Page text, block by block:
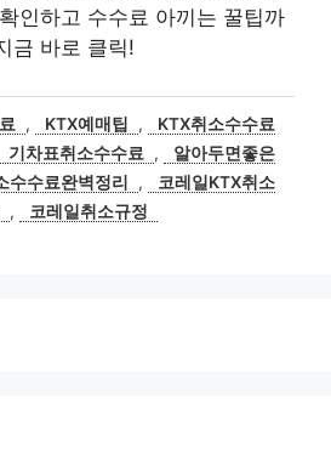
인하고 수수료 아끼는 꿀팁까
금 바로 클릭!
, KTX예매팁 ,
KTX취소수수료
기차표취소수수료 ,
알아두면좋은
수수료완벽정리 ,
코레일KTX취소
, 코레일취소규정